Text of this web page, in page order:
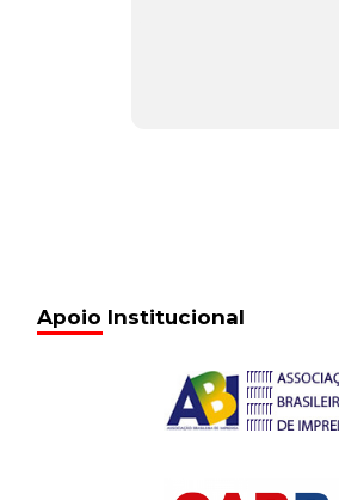
Apoio Institucional